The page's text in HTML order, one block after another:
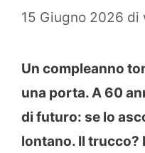
15 Giugno 2026 di
Un compleanno
una porta. A 60
di futuro: se lo
lontano. Il trucco?